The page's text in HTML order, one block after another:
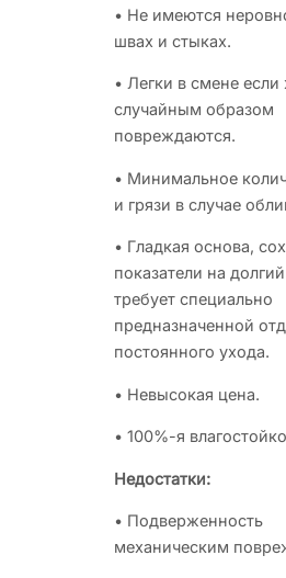
• Не имеются
швах и стыках.
• Легки в смене если
случайным образом
повреждаются.
• Минимальное
и грязи в случае
• Гладкая основа,
показатели на
требует специально
предназначенной
постоянного ухода.
• Невысокая цена.
• 100%-я
Недостатки:
• Подверженность
механическим